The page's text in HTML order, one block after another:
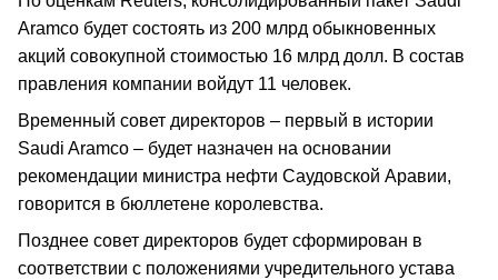
Aramco будет состоять из 200 млрд обыкновенных
акций совокупной стоимостью 16 млрд долл. В состав
правления компании войдут 11 человек.
Временный совет директоров – первый в истории
Saudi Aramco – будет назначен на основании
рекомендации министра нефти Саудовской Аравии,
говорится в бюллетене королевства.
Позднее совет директоров будет сформирован в
соответствии с положениями учредительного устава